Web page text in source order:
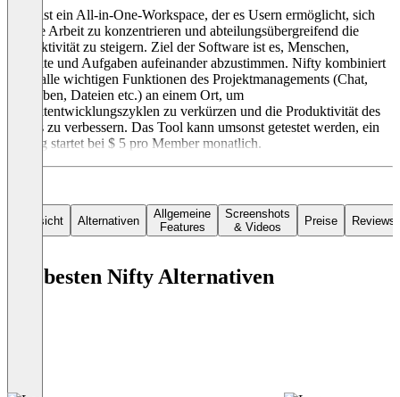
Nifty ist ein All-in-One-Workspace, der es Usern ermöglicht, sich
auf die Arbeit zu konzentrieren und abteilungsübergreifend die
Produktivität zu steigern. Ziel der Software ist es, Menschen,
Projekte und Aufgaben aufeinander abzustimmen. Nifty kombiniert
dafür alle wichtigen Funktionen des Projektmanagements (Chat,
Aufgaben, Dateien etc.) an einem Ort, um
Projektentwicklungszyklen zu verkürzen und die Produktivität des
Teams zu verbessern. Das Tool kann umsonst getestet werden, ein
Pricing startet bei $ 5 pro Member monatlich.
Übersicht Alternativen
Allgemeine
Features
Screenshots
& Videos
Preise Reviews
Die besten Nifty Alternativen